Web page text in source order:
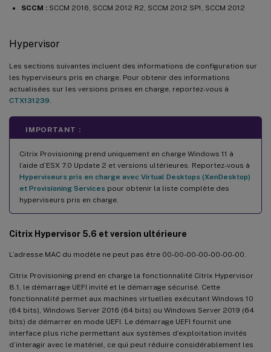
SCCM : SCCM 2016, SCCM 2012 R2, SCCM 2012 SP1, SCCM 2012
Hypervisor
Les sections suivantes incluent des informations de configuration sur
les hyperviseurs pris en charge. Pour obtenir des informations
actualisées sur les versions prises en charge, reportez-vous à
CTX131239
IMPORTANT :
Citrix Provisioning prend uniquement en charge Windows 11 à
l’aide d’ESX 7.0 Update 2 et versions ultérieures. Reportez-vous à
Hyperviseurs pris en charge avec Virtual Desktops (XenDesktop)
et Provisioning Services pour obtenir la liste complète des
hyperviseurs pris en charge.
Citrix Hypervisor 5.6 et version ultérieure
L’adresse MAC du modèle ne peut pas être 00-00-00-00-00-00-00.
Citrix Provisioning prend en charge la fonctionnalité Citrix Hypervisor
8.1, le démarrage UEFI invité et le démarrage sécurisé. Cette
fonctionnalité permet aux machines virtuelles exécutant Windows 10
(64 bits), Windows Server 2016 (64 bits) ou Windows Server 2019 (64
bits) de démarrer en mode UEFI. Le démarrage UEFI fournit une
interface plus riche permettant aux systèmes d’exploitation invités
d’interagir avec le matériel, ce qui peut réduire considérablement les